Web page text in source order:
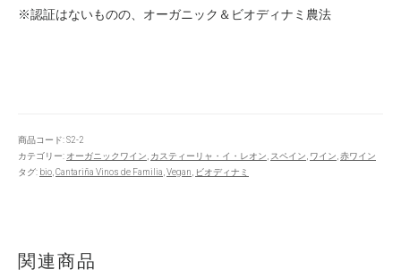
※認証はないものの、オーガニック＆ビオディナミ農法
商品コード:S2-2
カテゴリー: オーガニックワイン カスティーリャ・イ・レオン スペイン ワイン 赤ワイン
タグ: bio Cantariña Vinos de Familia Vegan ビオディナミ
関連商品